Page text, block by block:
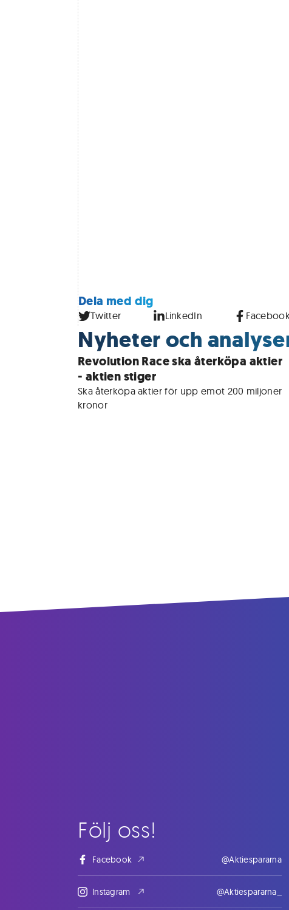
Dela med dig
Twitter LinkedIn
Nyheter och
Revolution Race ska återköpa aktier
- aktien stiger
Ska återköpa aktier för upp emot 200 miljoner
kronor
Följ oss!
Facebook @Aktiespararna
Instagram @Aktiespararna_